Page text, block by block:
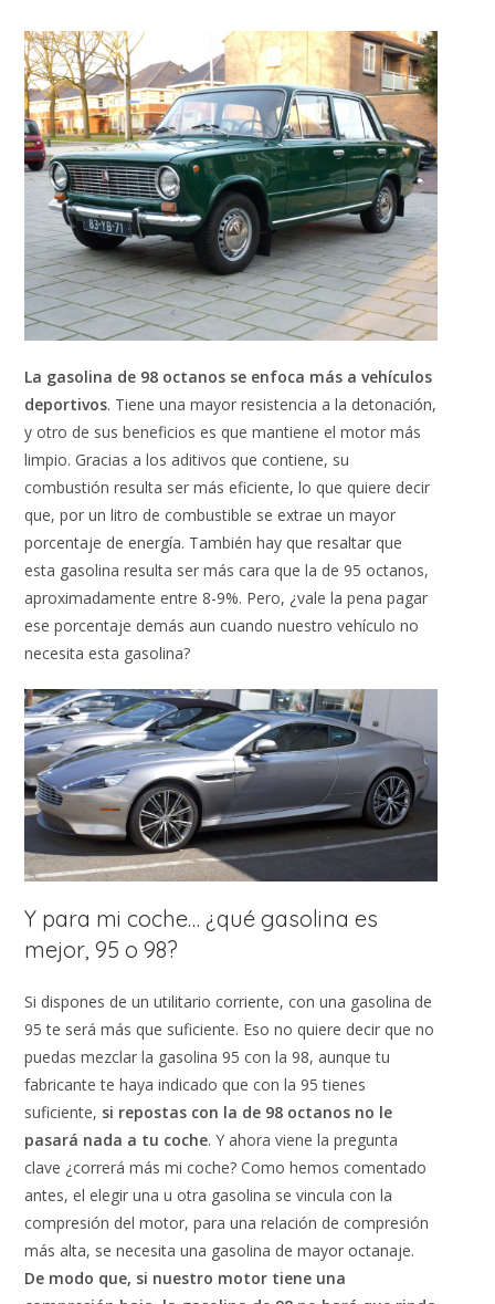
La gasolina de 98 octanos se enfoca más a vehículos
deportivos. Tiene una mayor resistencia a la detonación,
y otro de sus beneficios es que mantiene el motor más
limpio. Gracias a los aditivos que contiene, su
combustión resulta ser más eficiente, lo que quiere decir
que, por un litro de combustible se extrae un mayor
porcentaje de energía. También hay que resaltar que
esta gasolina resulta ser más cara que la de 95 octanos,
aproximadamente entre 8-9%. Pero, ¿vale la pena pagar
ese porcentaje demás aun cuando nuestro vehículo no
necesita esta gasolina?
Y para mi coche… ¿qué gasolina es
mejor, 95 o 98?
Si dispones de un utilitario corriente, con una gasolina de
95 te será más que suficiente. Eso no quiere decir que no
puedas mezclar la gasolina 95 con la 98, aunque tu
fabricante te haya indicado que con la 95 tienes
suficiente, si repostas con la de 98 octanos no le
pasará nada a tu coche. Y ahora viene la pregunta
clave ¿correrá más mi coche? Como hemos comentado
antes, el elegir una u otra gasolina se vincula con la
compresión del motor, para una relación de compresión
más alta, se necesita una gasolina de mayor octanaje.
De modo que, si nuestro motor tiene una